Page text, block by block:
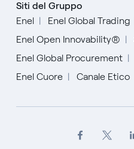
Siti del Gruppo
Enel
Enel Global Trading
Enel Open Innovability®
Enel Global Procurement
Enel Cuore
Canale Etico